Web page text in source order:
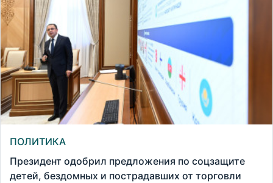
ПОЛИТИКА
Президент одобрил предложения по соцзащите
детей, бездомных и пострадавших от торговли